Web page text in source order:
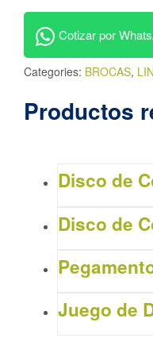
Cotizar por
Categories: BROCAS,
Productos
Disco de
Disco de
Juego de